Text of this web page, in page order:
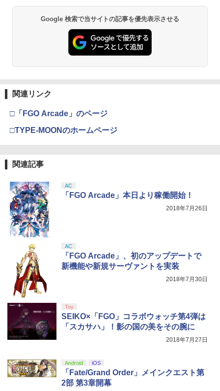
スプラトゥーン レイダース -Switch2
￥6,445
3
￥55,871
4
5
プロダクトコード 封入
￥7,286
3
￥10,737
5
￥10,737
【純正品】Xbox ワイヤレス コントロー
￥7,681
5
【純正品】Xbox Elite ワイヤレス コン
ボード付) [Blu-ray]
￥10,780
窩座再来 通常版 [Blu-ray]
3
劇場版「鬼滅の刃」無限城編 第一章 猗
4
劇場版「鬼滅の刃」無限城編 第一章 猗
窩座再来 完全生産限定版 [Blu-ray]
5
【Amazon.co.jp限定】劇場版モノノ怪
第三章 蛇神 (オリジナル特典:オリジナル
巾着＋メーカー特典:【坤と離】二振りの
￥8,800
Google 検索で当サイトの記事を優先表示させる
関連リンク
□「FGO Arcade」のページ
□TYPE-MOONのホームページ
関連記事
AC
「FGO Arcade」本日より稼働開始！
2018年7月26日
AC
「FGO Arcade」、初のアップデートで
新機能や新規サーヴァントを実装
2018年7月30日
Toy
SEIKO×「FGO」コラボウォッチ第4弾は
「スカサハ」！影の国の美をその腕に
2018年7月27日
Android iOS
「Fate/Grand Order」メインクエスト第
2部 第3章開幕